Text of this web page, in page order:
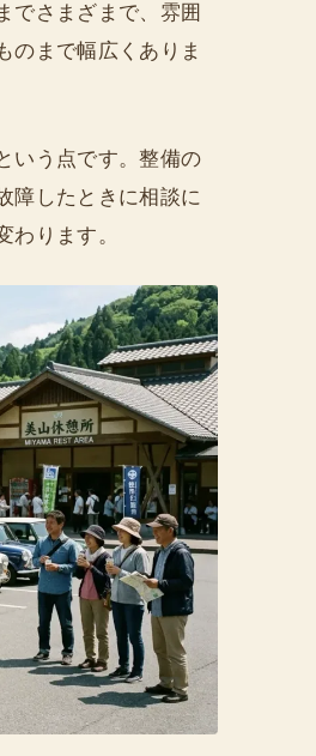
でさまざまで、雰囲
のまで幅広くありま
いう点です。整備の
障したときに相談に
ります。